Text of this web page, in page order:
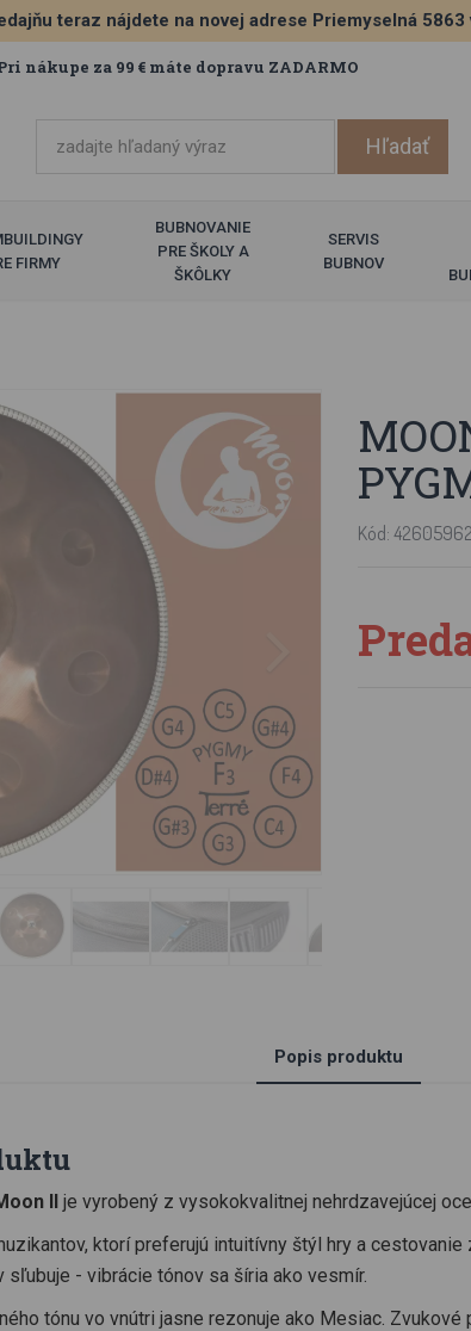
teraz nájdete na novej adrese Priemyselná 5863
nákupe za 99 € máte dopravu ZADARMO
FIRMY
BUBNOVANIE
PRE ŠKOLY A
ŠKÔLKY
SERVIS
BUBNOV
Kód:
Popis produktu
IIje vyrobený z vysokokvalitnej nehrdzavejúcej
ktorí preferujú intuitívny štýl hry a
sľubuje - vibrácie tónov sa šíria ako vesmír.
tónu vo vnútri jasne rezonuje ako Mesiac.